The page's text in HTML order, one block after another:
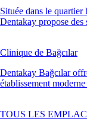
Située dans le
Dentakay propose des
Clinique de Bağcılar
Dentakay Bağcılar
établissement
TOUS LES